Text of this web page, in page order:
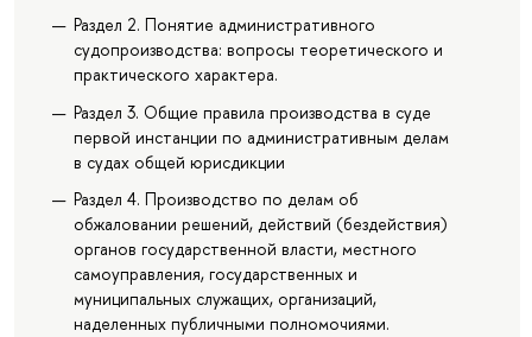
Раздел 2. Понятие административного
судопроизводства: вопросы теоретического и
практического характера.
Раздел 3. Общие правила производства в суде
первой инстанции по административным делам
в судах общей юрисдикции
Раздел 4. Производство по делам об
обжаловании решений, действий (бездействия)
органов государственной власти, местного
самоуправления, государственных и
муниципальных служащих, организаций,
наделенных публичными полномочиями.